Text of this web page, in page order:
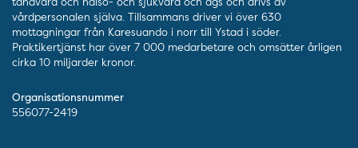
vårdpersonalen själva. Tillsammans driver vi över 630
mottagningar från Karesuando i norr till Ystad i söder.
Praktikertjänst har över 7 000 medarbetare och omsätter årligen
cirka 10 miljarder kronor.
Organisationsnummer
556077-2419